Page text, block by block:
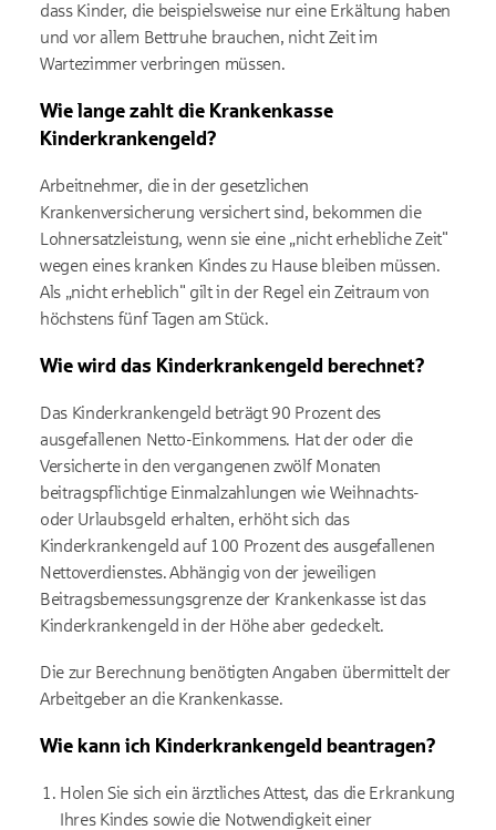
dass Kinder, die beispielsweise nur eine Erkältung haben
und vor allem Bettruhe brauchen, nicht Zeit im
Wartezimmer verbringen müssen.
Wie lange zahlt die Krankenkasse
Kinderkrankengeld?
Arbeitnehmer, die in der gesetzlichen
Krankenversicherung versichert sind, bekommen die
Lohnersatzleistung, wenn sie eine „nicht erhebliche Zeit"
wegen eines kranken Kindes zu Hause bleiben müssen.
Als „nicht erheblich" gilt in der Regel ein Zeitraum von
höchstens fünf Tagen am Stück.
Wie wird das Kinderkrankengeld berechnet?
Das Kinderkrankengeld beträgt 90 Prozent des
ausgefallenen Netto-Einkommens. Hat der oder die
Versicherte in den vergangenen zwölf Monaten
beitragspflichtige Einmalzahlungen wie Weihnachts-
oder Urlaubsgeld erhalten, erhöht sich das
Kinderkrankengeld auf 100 Prozent des ausgefallenen
Nettoverdienstes. Abhängig von der jeweiligen
Beitragsbemessungsgrenze der Krankenkasse ist das
Kinderkrankengeld in der Höhe aber gedeckelt.
Die zur Berechnung benötigten Angaben übermittelt der
Arbeitgeber an die Krankenkasse.
Wie kann ich Kinderkrankengeld beantragen?
Holen Sie sich ein ärztliches Attest, das die Erkrankung
Ihres Kindes sowie die Notwendigkeit einer